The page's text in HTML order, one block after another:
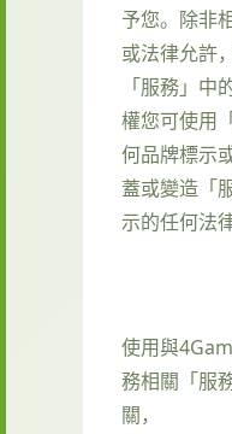
予您。除非
或法律允許
「服務」中
權您可使用
何品牌標示
蓋或變造「
示的任何法
使用與
務相關「服
關，